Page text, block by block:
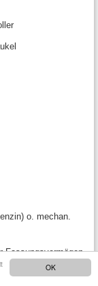
OK
o. mechan.
Fassungsvermögen